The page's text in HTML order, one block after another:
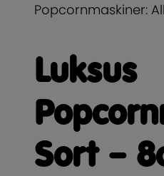
Popcornmaskiner:
Luksus
Sort –